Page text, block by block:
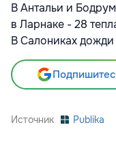
В Антальи и
в Ларнаке - 28
В Салониках дожди
Источник Publika